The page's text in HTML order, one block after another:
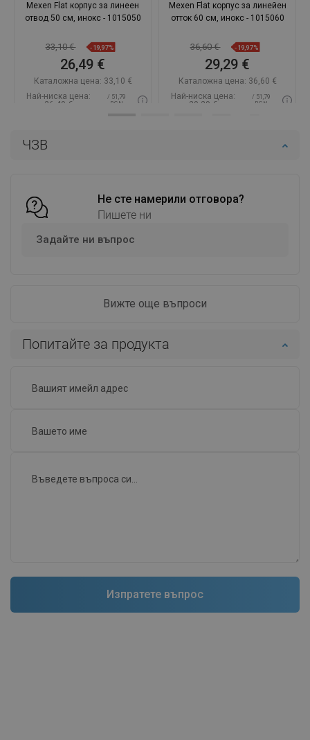
ЧЗВ
Не сте намерили отговора?
Пишете ни
Задайте ни въпрос
Вижте още въпроси
Попитайте за продукта
Mexen Flat корпус за линеен
отвод 50 см, инокс - 1015050
33,10 € -19,97%
26,49 €
Каталожна цена: 33,10 €
Най-ниска цена:
26,49 €
/ 51,79
BGN
Добави в количката
Mexen Flat корпус за линейен
отток 60 см, инокс - 1015060
36,60 € -19,97%
29,29 €
Каталожна цена: 36,60 €
Най-ниска цена:
29,29 €
/ 51,79
BGN
Добави в количката